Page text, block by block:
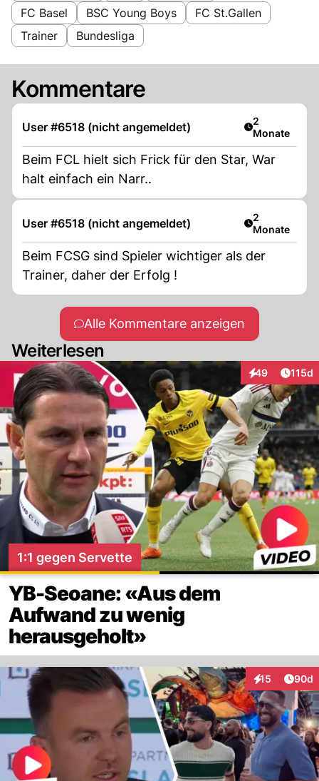
FC Basel BSC Young Boys
FC St.Gallen
Trainer
Bundesliga
Kommentare
User #6518 (nicht angemeldet) Artikel
2
Monate
Beim FCL hielt sich Frick für den Star, War
halt einfach ein Narr..
User #6518 (nicht angemeldet) Artikel
2
Monate
Beim FCSG sind Spieler wichtiger als der
Trainer, daher der Erfolg !
Alle Kommentare anzeigen
Weiterlesen
49
Interaktionen
115d
1:1 gegen Servette
YB-Seoane: «Aus dem
Aufwand zu wenig
herausgeholt»
15
Interaktionen
90d